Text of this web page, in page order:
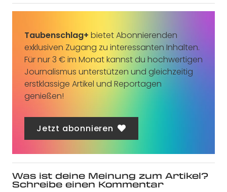
Taubenschlag+ bietet Abonnierenden
exklusiven Zugang zu interessanten Inhalten.
Für nur 3 € im Monat kannst du hochwertigen
Journalismus unterstützen und gleichzeitig
erstklassige Artikel und Reportagen
genießen!
Jetzt abonnieren
Was ist deine Meinung zum Artikel?
Schreibe einen Kommentar